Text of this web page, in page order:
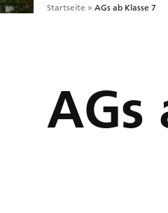
Startseite »AGs ab Klasse 7
AGs